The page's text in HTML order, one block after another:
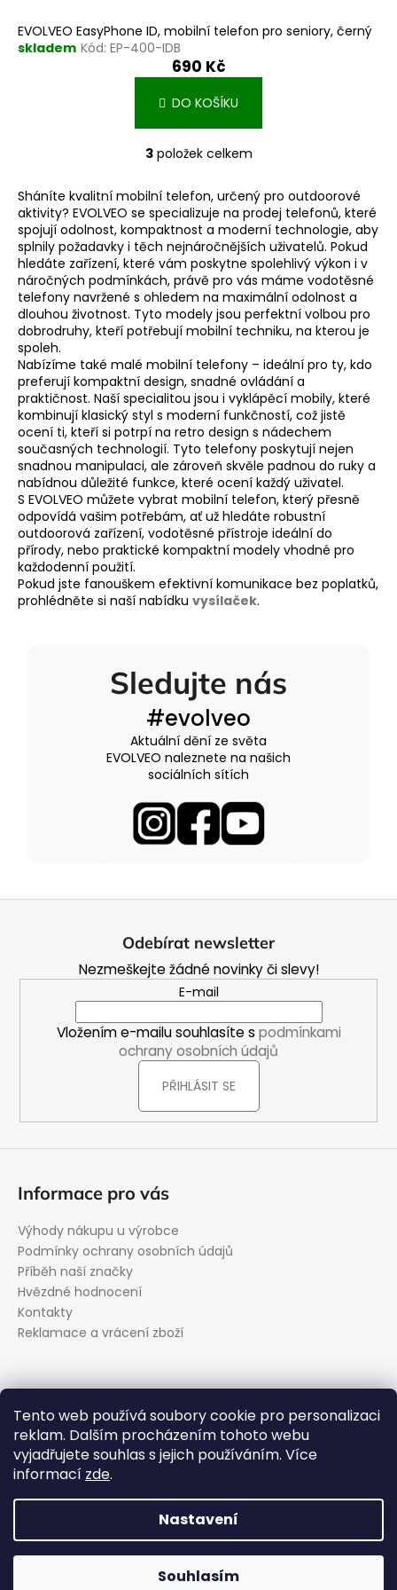
Tento web používá soubory cookie pro personalizaci
reklam. Dalším procházením tohoto webu
vyjadřujete souhlas s jejich používáním. Více
informací zde.
Nastavení
Souhlasím
EVOLVEO EasyPhone ID, mobilní telefon pro seniory, černý
skladem Kód: EP-400-IDB
690 Kč
DO KOŠÍKU
O
l
á
d
a
c
í
p
r
v
k
y
v
ý
p
i
s
u
3položek celkem
Sháníte kvalitní mobilní telefon, určený pro outdoorové
aktivity? EVOLVEO se specializuje na prodej telefonů, které
spojují odolnost, kompaktnost a moderní technologie, aby
splnily požadavky i těch nejnáročnějších uživatelů. Pokud
hledáte zařízení, které vám poskytne spolehlivý výkon i v
náročných podmínkách, právě pro vás máme vodotěsné
telefony navržené s ohledem na maximální odolnost a
dlouhou životnost. Tyto modely jsou perfektní volbou pro
dobrodruhy, kteří potřebují mobilní techniku, na kterou je
spoleh.
Nabízíme také malé mobilní telefony – ideální pro ty, kdo
preferují kompaktní design, snadné ovládání a
praktičnost. Naší specialitou jsou i vyklápěcí mobily, které
kombinují klasický styl s moderní funkčností, což jistě
ocení ti, kteří si potrpí na retro design s nádechem
současných technologií. Tyto telefony poskytují nejen
snadnou manipulaci, ale zároveň skvěle padnou do ruky a
nabídnou důležité funkce, které ocení každý uživatel.
S EVOLVEO můžete vybrat mobilní telefon, který přesně
odpovídá vašim potřebám, ať už hledáte robustní
outdoorová zařízení, vodotěsné přístroje ideální do
přírody, nebo praktické kompaktní modely vhodné pro
každodenní použití.
Pokud jste fanouškem efektivní komunikace bez poplatků,
prohlédněte si naší nabídku vysílaček.
Sledujte nás
#evolveo
Aktuální dění ze světa
EVOLVEO naleznete na našich
sociálních sítích
Odebírat newsletter
Nezmeškejte žádné novinky či slevy!
E-mail
Vložením e-mailu souhlasíte s podmínkami
ochrany osobních údajů
PŘIHLÁSIT SE
Informace pro vás
Výhody nákupu u výrobce
Podmínky ochrany osobních údajů
Příběh naší značky
Hvězdné hodnocení
Kontakty
Reklamace a vrácení zboží
podpora@evolveo.cz
Facebook
evolveo_cz
YouTube
EVOLVEO.cz. Všechna práva vyhrazena.